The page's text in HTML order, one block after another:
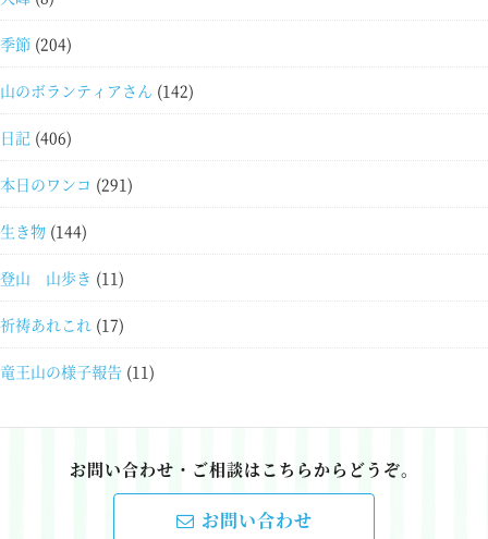
季節 (204)
山のボランティアさん (142)
日記 (406)
本日のワンコ (291)
生き物 (144)
登山 山歩き (11)
祈祷あれこれ (17)
竜王山の様子報告 (11)
お問い合わせ・ご相談はこちらからどうぞ。
お問い合わせ